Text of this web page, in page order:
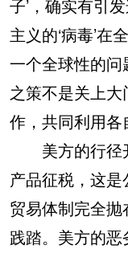
子’，确实有引
主义的‘病毒’在
一个全球性的
之策不是关上
作，共同利用各
美方的行径
产品征税，这
贸易体制完全
践踏。美方的